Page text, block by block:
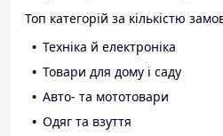
Топ категорій за кількістю
Техніка й електроніка
Товари для дому і саду
Авто- та мототовари
Одяг та взуття